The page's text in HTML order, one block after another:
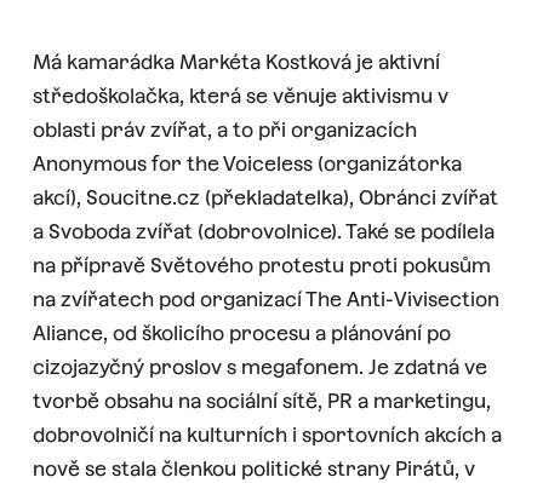
Má kamarádka Markéta Kostková je aktivní
středoškolačka, která se věnuje aktivismu v
oblasti práv zvířat, a to při organizacích
Anonymous for the Voiceless (organizátorka
akcí), Soucitne.cz (překladatelka), Obránci zvířat
a Svoboda zvířat (dobrovolnice). Také se podílela
na přípravě Světového protestu proti pokusům
na zvířatech pod organizací The Anti-Vivisection
Aliance, od školicího procesu a plánování po
cizojazyčný proslov s megafonem. Je zdatná ve
tvorbě obsahu na sociální sítě, PR a marketingu,
dobrovolničí na kulturních i sportovních akcích a
nově se stala členkou politické strany Pirátů, v